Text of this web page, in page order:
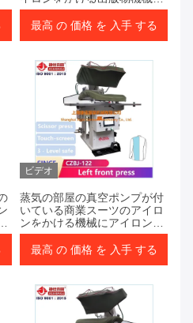
1.5kw
最高 の 価格 を 入手 する
ビデオ
蒸気の部屋の真空ポンプが付
いている商業スーツのアイロ
ンをかける機械にアイロンを
かける220Vブレザーのスーツ
最高 の 価格 を 入手 する